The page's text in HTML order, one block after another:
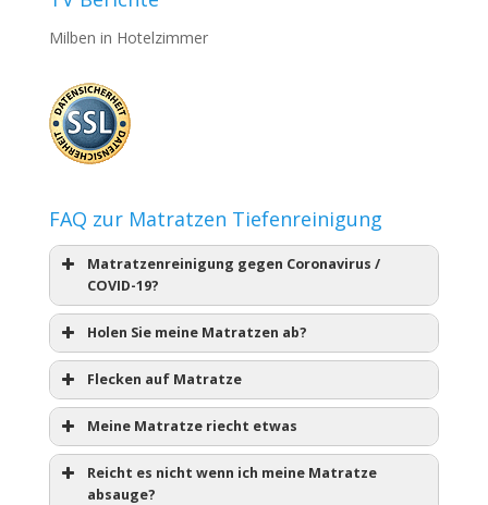
Milben in Hotelzimmer
FAQ zur Matratzen Tiefenreinigung
Matratzenreinigung gegen Coronavirus /
COVID-19?
Holen Sie meine Matratzen ab?
Flecken auf Matratze
Meine Matratze riecht etwas
Reicht es nicht wenn ich meine Matratze
absauge?